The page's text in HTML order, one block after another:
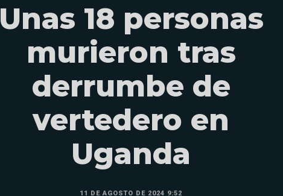
Unas 18 personas
murieron tras
derrumbe de
vertedero en
Uganda
11 DE AGOSTO DE 2024 9:52